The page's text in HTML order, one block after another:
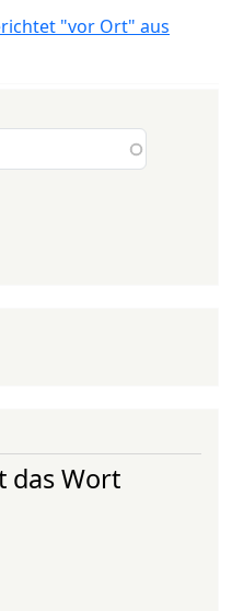
"vor Ort" aus
das Wort